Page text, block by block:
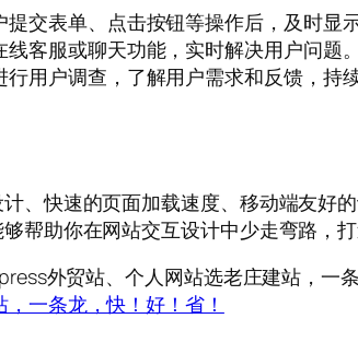
提交表单、点击按钮等操作后，及时显
线客服或聊天功能，实时解决用户问题。
行用户调查，了解用户需求和反馈，持续
、快速的页面加载速度、移动端友好
帮助你在网站交互设计中少走弯路，打
外贸站、个人网站选老庄建站，一
一条龙，快！好！省！